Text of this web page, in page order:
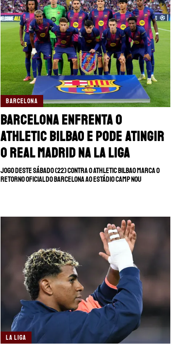
BARCELONA
Barcelona enfrenta o
Athletic Bilbao e pode atingir
o Real Madrid na La Liga
Jogo deste sábado (22) contra o Athletic Bilbao marca o
retorno oficial do Barcelona ao estádio Camp Nou
LA LIGA